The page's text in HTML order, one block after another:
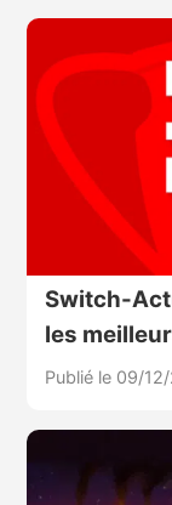
Switch-
les
Publié le 09/